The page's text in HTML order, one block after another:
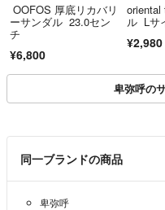
OOFOS 厚底リカバリ
ーサンダル 23.0セン
チ
¥6,800
oriental
ル Lサ
¥2,980
卑弥呼の
同一ブランドの商品
卑弥呼